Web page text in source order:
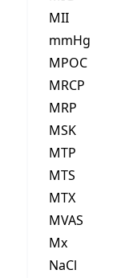
MII
mmHg
MPOC
MRCP
MRP
MSK
MTP
MTS
MTX
MVAS
Mx
NaCl